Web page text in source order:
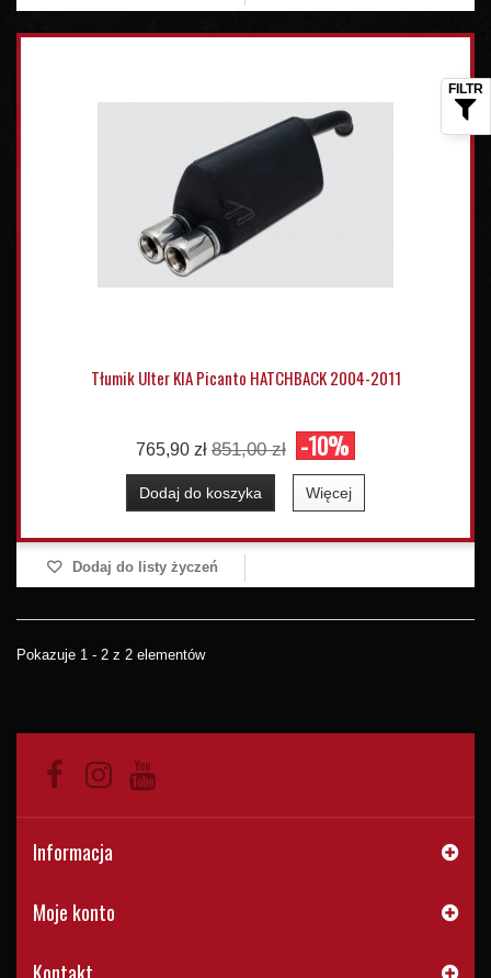
Tłumik Ulter KIA Picanto HATCHBACK 2004-2011
765,90 zł 851,00 zł -10%
Dodaj do koszyka Więcej
Dodaj do listy życzeń
Pokazuje 1 - 2 z 2 elementów
Informacja
Moje konto